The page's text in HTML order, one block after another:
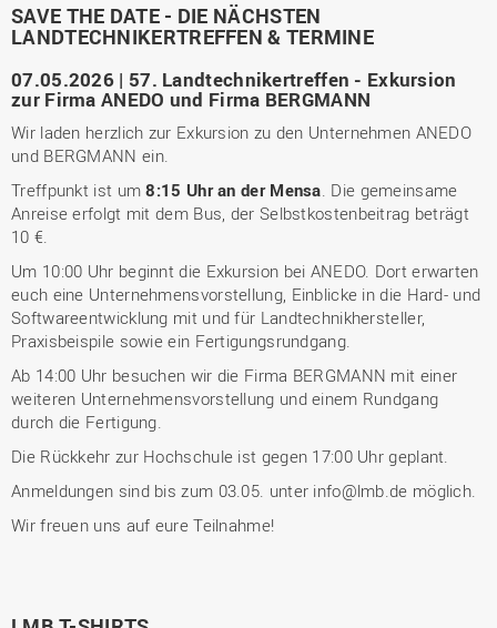
SAVE THE DATE - DIE NÄCHSTEN
LANDTECHNIKERTREFFEN & TERMINE
07.05.2026 | 57. Landtechnikertreffen - Exkursion
zur Firma ANEDO und Firma BERGMANN
Wir laden herzlich zur Exkursion zu den Unternehmen ANEDO
und BERGMANN ein.
Treffpunkt ist um8:15 Uhr an der Mensa . Die gemeinsame
Anreise erfolgt mit dem Bus, der Selbstkostenbeitrag beträgt
10 €.
Um 10:00 Uhr beginnt die Exkursion bei ANEDO. Dort erwarten
euch eine Unternehmensvorstellung, Einblicke in die Hard- und
Softwareentwicklung mit und für Landtechnikhersteller,
Praxisbeispile sowie ein Fertigungsrundgang.
Ab 14:00 Uhr besuchen wir die Firma BERGMANN mit einer
weiteren Unternehmensvorstellung und einem Rundgang
durch die Fertigung.
Die Rückkehr zur Hochschule ist gegen 17:00 Uhr geplant.
Anmeldungen sind bis zum 03.05. unter info@lmb.de möglich.
Wir freuen uns auf eure Teilnahme!